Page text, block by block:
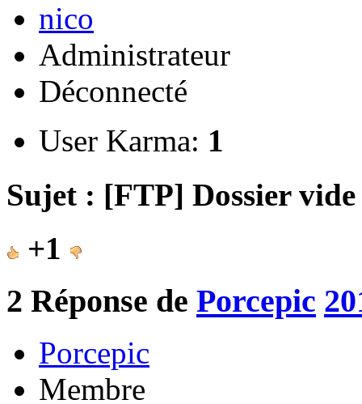
nico
Administrateur
Déconnecté
User Karma: 1
Sujet : [FTP] Dossier
+1
2 Réponse de Porcepic
Porcepic
Membre